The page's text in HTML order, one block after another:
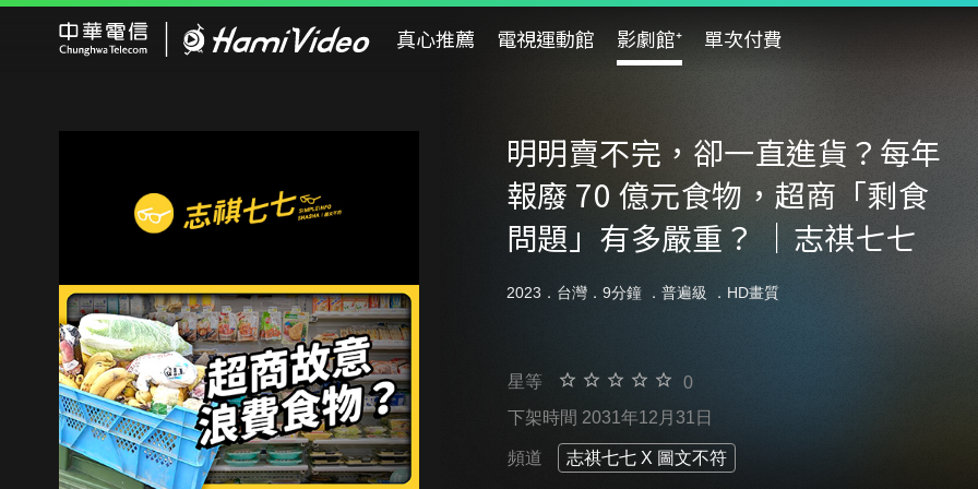
真心推薦 電視運動館 影劇館⁺ 單次付費
明明賣不完，卻一直進貨？每年
報廢 70 億元食物，超商「剩食
問題」有多嚴重？ ｜志祺七七
2023．台灣．9分鐘 ． 普遍級 ．HD畫質
星等
0
下架時間 2031年12月31日
頻道 志祺七七 X 圖文不符